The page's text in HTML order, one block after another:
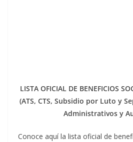
LISTA OFICIAL DE BENEFICIOS
(ATS, CTS, Subsidio por Luto y
Administrativos y
Conoce aquí la lista oficial de